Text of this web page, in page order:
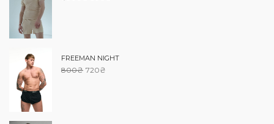
FREEMAN NIGHT
800₴ 720₴